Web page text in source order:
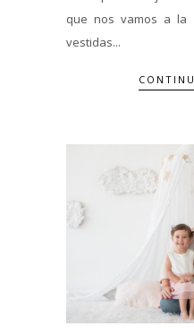
que nos vamos a la
vestidas...